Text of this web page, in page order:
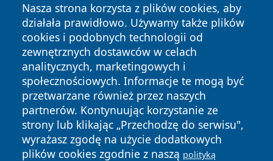
Nasza strona korzysta z plików cookies, aby
działała prawidłowo. Używamy także plików
cookies i podobnych technologii od
zewnętrznych dostawców w celach
analitycznych, marketingowych i
społecznościowych. Informacje te mogą być
przetwarzane również przez naszych
partnerów. Kontynuując korzystanie ze
strony lub klikając „Przechodzę do serwisu",
wyrażasz zgodę na użycie dodatkowych
plików cookies zgodnie z naszą polityką
Copyright © 2026 przemyslonline.pl Wszystkie prawa
zastrzeżone.
News Autorzy
Polityka
Prywatności
Polityka
Cookies